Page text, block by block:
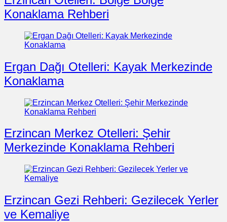
Konaklama Rehberi
Ergan Dağı Otelleri: Kayak Merkezinde
Konaklama
Erzincan Merkez Otelleri: Şehir
Merkezinde Konaklama Rehberi
Erzincan Gezi Rehberi: Gezilecek Yerler
ve Kemaliye